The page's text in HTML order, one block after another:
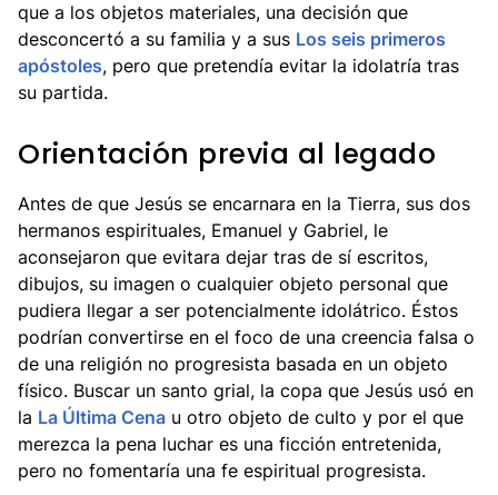
que a los objetos materiales, una decisión que
desconcertó a su familia y a sus Los seis primeros
apóstoles, pero que pretendía evitar la idolatría tras
su partida.
Orientación previa al legado
Antes de que Jesús se encarnara en la Tierra, sus dos
hermanos espirituales, Emanuel y Gabriel, le
aconsejaron que evitara dejar tras de sí escritos,
dibujos, su imagen o cualquier objeto personal que
pudiera llegar a ser potencialmente idolátrico. Éstos
podrían convertirse en el foco de una creencia falsa o
de una religión no progresista basada en un objeto
físico. Buscar un santo grial, la copa que Jesús usó en
la La Última Cena u otro objeto de culto y por el que
merezca la pena luchar es una ficción entretenida,
pero no fomentaría una fe espiritual progresista.